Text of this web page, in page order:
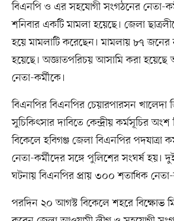
বিএনপি ও এর সহযোগী সংগঠনের নেতা-
শনিবার একটি মামলা হয়েছে। জেলা
হয়ে মামলাটি করেছেন। মামলায় ৮৭ জনের
হয়েছে। অজ্ঞাতপরিচয় আসামি করা
নেতা-কর্মীকে।
বিএনপির বিএনপির চেয়ারপারসন খালেদা
সুচিকিৎসার দাবিতে কেন্দ্রীয় কর্মসূচির
বিকেলে হবিগঞ্জ জেলা বিএনপির পদযাত্রা
নেতা-কর্মীদের সঙ্গে পুলিশের সংঘর্ষ হয়।
ঘটনায় বিএনপির প্রায় ৩০০ শতাধিক
পরদিন ২০ আগস্ট বিকেলে শহরে বিক্ষোভ